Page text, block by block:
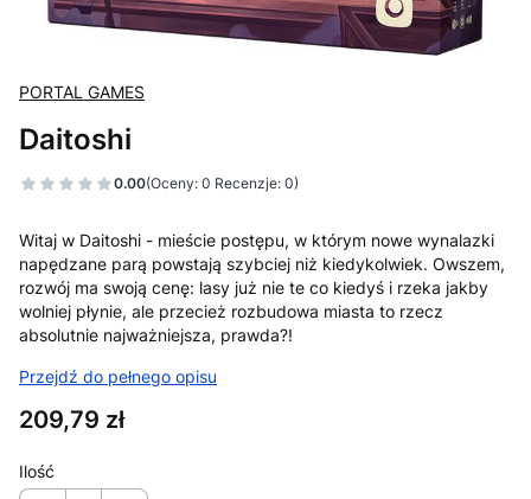
PORTAL GAMES
Daitoshi
0.00(Oceny: 0 Recenzje: 0)
Witaj w Daitoshi - mieście postępu, w którym nowe wynalazki
napędzane parą powstają szybciej niż kiedykolwiek. Owszem,
rozwój ma swoją cenę: lasy już nie te co kiedyś i rzeka jakby
wolniej płynie, ale przecież rozbudowa miasta to rzecz
absolutnie najważniejsza, prawda?!
Przejdź do pełnego opisu
Cena
209,79 zł
Ilość